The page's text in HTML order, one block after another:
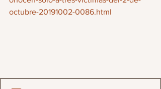
octubre-20191002-0086.html